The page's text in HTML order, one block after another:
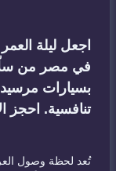
اجعل ليلة
في مصر من
تنافسية. احجز
تُعد لحظة وصول